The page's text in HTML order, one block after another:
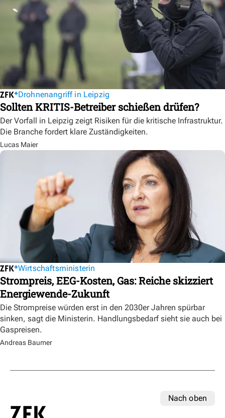
Drohnenangriff in Leipzig
Sollten KRITIS-Betreiber schießen drüfen?
Der Vorfall in Leipzig zeigt Risiken für die kritische Infrastruktur.
Die Branche fordert klare Zuständigkeiten.
Lucas Maier
Wirtschaftsministerin
Strompreis, EEG-Kosten, Gas: Reiche skizziert
Energiewende-Zukunft
Die Strompreise würden erst in den 2030er Jahren spürbar
sinken, sagt die Ministerin. Handlungsbedarf sieht sie auch bei
Gaspreisen.
Andreas Baumer
Nach oben